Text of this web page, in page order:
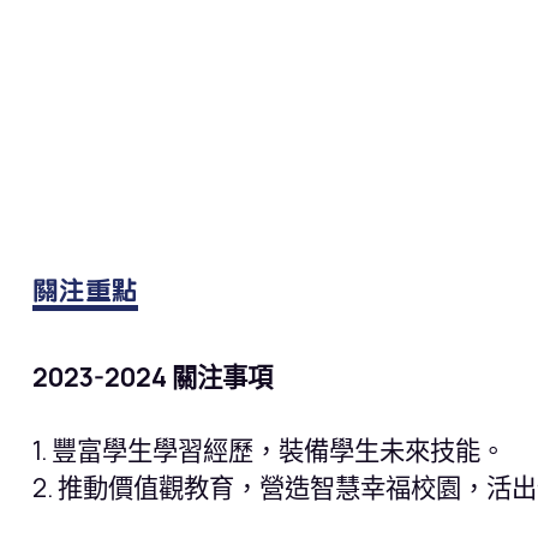
關注重點
2023-2024 關注事項
1. 豐富學生學習經歷，裝備學生未來技能。
2. 推動價值觀教育，營造智慧幸福校園，活